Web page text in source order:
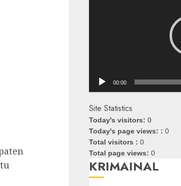
00:00
Site Statistics
Today's visitors: 0
Today's page views: : 0
Total visitors : 0
Total page views: 0
KRIMAINAL